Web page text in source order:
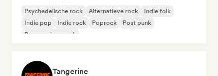
Psychedelische rock Alternatieve rock
Indie folk
Indie pop
Indie rock Poprock
Post punk
Progressieve rock
Tangerine